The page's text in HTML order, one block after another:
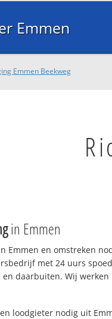
Emmen
Emmen Beekweg
in Emmen
Emmen en omstreken
met 24 uurs
en daarbuiten. Wij
loodgieter nodig uit